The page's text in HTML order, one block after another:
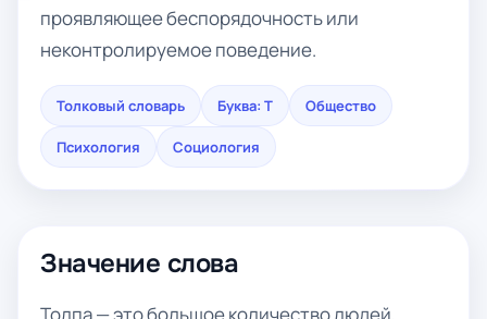
проявляющее беспорядочность или
неконтролируемое поведение.
Толковый словарь Буква: Т Общество
Психология Социология
Значение слова